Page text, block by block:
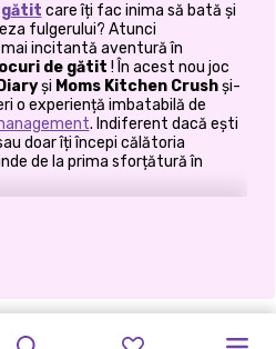
gătit care îți fac inima să bată și
fulgerului? Atunci
incitantă aventură în
de gătit ! În acest nou joc
și Moms Kitchen Crushși-
o experiență imbatabilă de
. Indiferent dacă ești
doar îți începi călătoria
de la prima sforțătură în
în Kitchen City!
este plină de clienți